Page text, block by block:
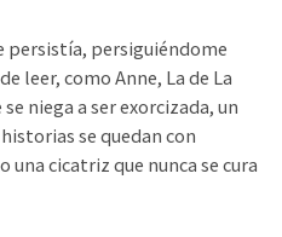
persistía, persiguiéndome
leer, como Anne, La de La
niega a ser exorcizada, un
se quedan con
cicatriz que nunca se cura